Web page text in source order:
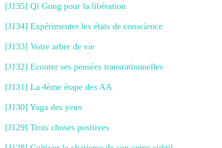
[J135] Qi Gong pour la libération
[J134] Expérimenter les états de conscience
[J133] Votre arbre de vie
[J132] Ecouter ses pensées transrationnelles
[J131] La 4ème étape des AA
[J130] Yoga des yeux
[J129] Trois choses positives